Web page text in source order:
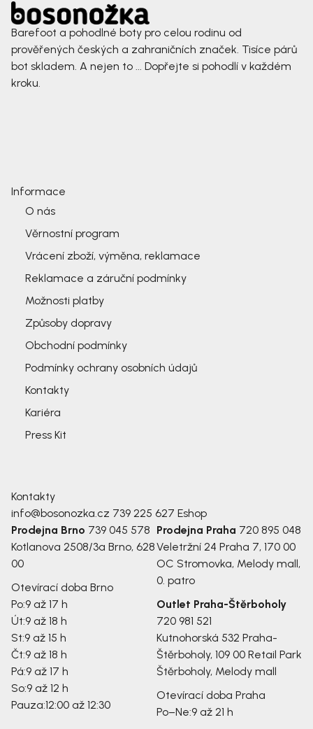
Barefoot a pohodlné boty pro celou rodinu od
prověřených českých a zahraničních značek. Tisíce párů
bot skladem. A nejen to ... Dopřejte si pohodlí v každém
kroku.
Informace
O nás
Věrnostní program
Vrácení zboží, výměna, reklamace
Reklamace a záruční podmínky
Možnosti platby
Způsoby dopravy
Obchodní podmínky
Podmínky ochrany osobních údajů
Kontakty
Kariéra
Press Kit
Kontakty
info@bosonozka.cz 739 225 627 Eshop
Prodejna Brno 739 045 578
Kotlanova 2508/3a Brno, 628
00
Otevírací doba Brno
Po:9 až 17 h
Út:9 až 18 h
St:9 až 15 h
Čt:9 až 18 h
Pá:9 až 17 h
So:9 až 12 h
Pauza:12:00 až 12:30
Prodejna Praha 720 895 048
Veletržní 24 Praha 7, 170 00
OC Stromovka, Melody mall,
0. patro
Outlet Praha-Štěrboholy
720 981 521
Kutnohorská 532 Praha-
Štěrboholy, 109 00 Retail Park
Štěrboholy, Melody mall
Otevírací doba Praha
Po–Ne:9 až 21 h